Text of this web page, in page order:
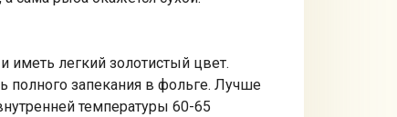
иметь легкий золотистый цвет.
полного запекания в фольге. Лучше
температуры 60-65